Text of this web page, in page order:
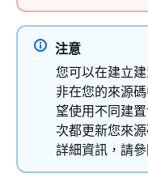
注意
您可以在建立
非在您的來源
望使用不同建
次都更新您來
詳細資訊，請